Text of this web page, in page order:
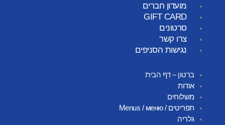
מועדון חברים
GIFT CARD
סרטונים
צרו קשר
נגישות הסניפים
ברטון – דף הבית
משלוחים
תפריטים / Menus / меню
גלריה